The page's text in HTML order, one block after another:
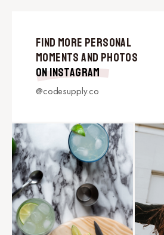
Find More Personal
Moments and Photos
on Instagram
@codesupply.co